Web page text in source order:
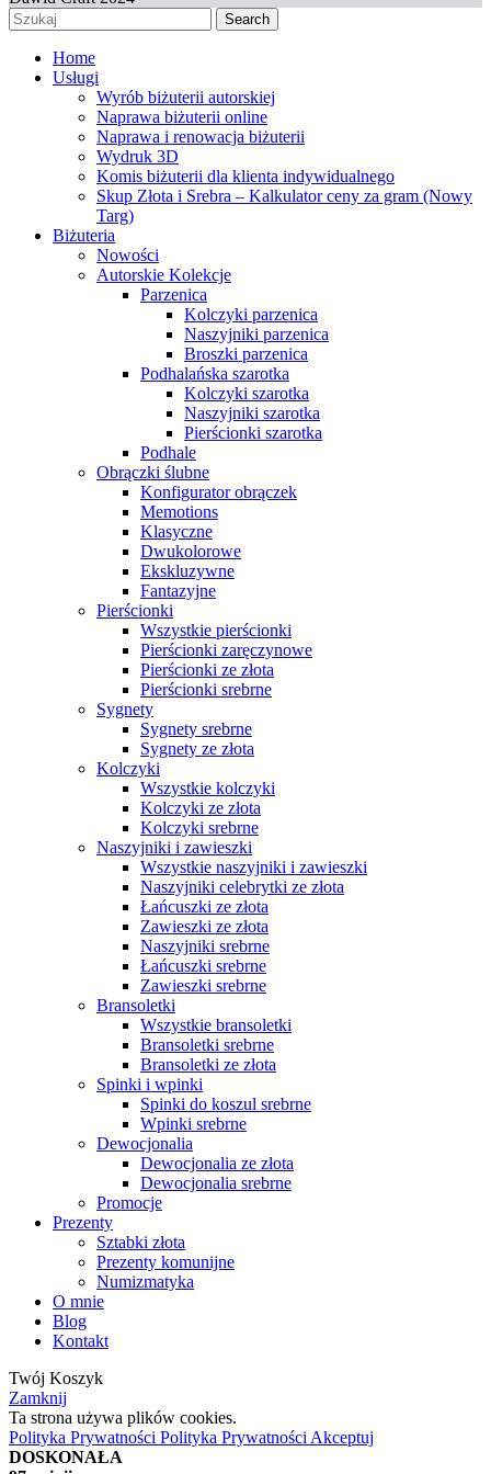
Search
Home
Usługi
Wyrób biżuterii autorskiej
Naprawa biżuterii online
Naprawa i renowacja biżuterii
Wydruk 3D
Komis biżuterii dla klienta indywidualnego
Skup Złota i Srebra – Kalkulator ceny za gram (Nowy
Targ)
Biżuteria
Nowości
Autorskie Kolekcje
Parzenica
Kolczyki parzenica
Naszyjniki parzenica
Broszki parzenica
Podhalańska szarotka
Kolczyki szarotka
Naszyjniki szarotka
Pierścionki szarotka
Podhale
Obrączki ślubne
Konfigurator obrączek
Memotions
Klasyczne
Dwukolorowe
Ekskluzywne
Fantazyjne
Pierścionki
Wszystkie pierścionki
Pierścionki zaręczynowe
Pierścionki ze złota
Pierścionki srebrne
Sygnety
Sygnety srebrne
Sygnety ze złota
Kolczyki
Wszystkie kolczyki
Kolczyki ze złota
Kolczyki srebrne
Naszyjniki i zawieszki
Wszystkie naszyjniki i zawieszki
Naszyjniki celebrytki ze złota
Łańcuszki ze złota
Zawieszki ze złota
Naszyjniki srebrne
Łańcuszki srebrne
Zawieszki srebrne
Bransoletki
Wszystkie bransoletki
Bransoletki srebrne
Bransoletki ze złota
Spinki i wpinki
Spinki do koszul srebrne
Wpinki srebrne
Dewocjonalia
Dewocjonalia ze złota
Dewocjonalia srebrne
Promocje
Prezenty
Sztabki złota
Prezenty komunijne
Numizmatyka
O mnie
Blog
Kontakt
Twój Koszyk
Zamknij
Ta strona używa plików cookies.
Polityka Prywatności Polityka Prywatności Akceptuj
DOSKONAŁA